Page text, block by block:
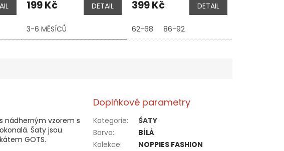
199 Kč DETAIL
3-6 MĚSÍCŮ
399 Kč DETAIL
62-68 86-92
nádherným vzorem s
Šaty jsou
GOTS.
Doplňkové parametry
Kategorie:
ŠATY
Barva:
BÍLÁ
Kolekce:
NOPPIES FASHION